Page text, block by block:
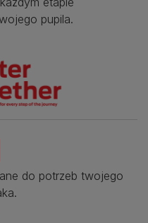
pupila.
do potrzeb twojego